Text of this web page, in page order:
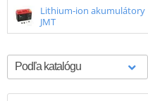
Lithium-ion akumulátory
JMT